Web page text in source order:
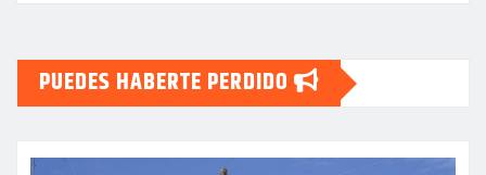
PUEDES HABERTE PERDIDO